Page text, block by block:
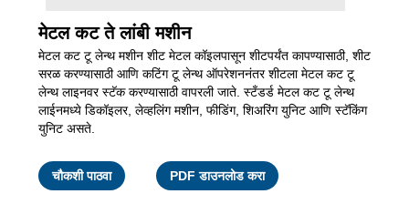
मेटल कट ते लांबी मशीन
मेटल कट टू लेन्थ मशीन शीट मेटल कॉइलपासून शीटपर्यंत कापण्यासाठी, शीट
सरळ करण्यासाठी आणि कटिंग टू लेन्थ ऑपरेशननंतर शीटला मेटल कट टू
लेन्थ लाइनवर स्टॅक करण्यासाठी वापरली जाते. स्टँडर्ड मेटल कट टू लेन्थ
लाईनमध्ये डिकॉइलर, लेव्हलिंग मशीन, फीडिंग, शिअरिंग युनिट आणि स्टॅकिंग
युनिट असते.
चौकशी पाठवा PDF डाउनलोड करा